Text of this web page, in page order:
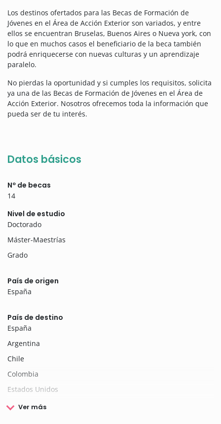
Los destinos ofertados para las Becas de Formación de
Jóvenes en el Área de Acción Exterior son variados, y entre
ellos se encuentran Bruselas, Buenos Aires o Nueva york, con
lo que en muchos casos el beneficiario de la beca también
podrá enriquecerse con nuevas culturas y un aprendizaje
paralelo.
No pierdas la oportunidad y si cumples los requisitos, solicita
ya una de las Becas de Formación de Jóvenes en el Área de
Acción Exterior. Nosotros ofrecemos toda la información que
pueda ser de tu interés.
Datos básicos
Nº de becas
14
Nivel de estudio
Doctorado
Máster-Maestrías
Grado
País de origen
España
País de destino
España
Argentina
Chile
Colombia
Estados Unidos
Ver más